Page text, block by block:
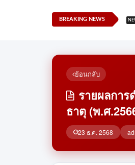
BREAKING NEWS
ย้อนกลับ
รายผลกา
ธาตุ (พ.ศ
23 ธ.ค. 2568